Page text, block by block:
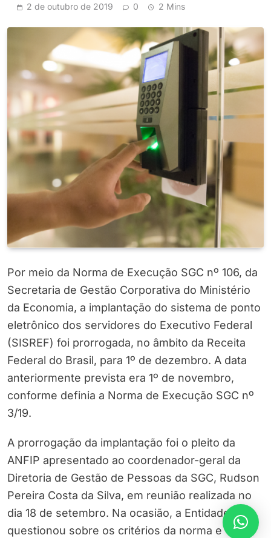
2 de outubro de 2019 0 2 Mins
Por meio da Norma de Execução SGC nº 106, da
Secretaria de Gestão Corporativa do Ministério
da Economia, a implantação do sistema de ponto
eletrônico dos servidores do Executivo Federal
(SISREF) foi prorrogada, no âmbito da Receita
Federal do Brasil, para 1º de dezembro. A data
anteriormente prevista era 1º de novembro,
conforme definia a Norma de Execução SGC nº
3/19.
A prorrogação da implantação foi o pleito da
ANFIP apresentado ao coordenador-geral da
Diretoria de Gestão de Pessoas da SGC, Rudson
Pereira Costa da Silva, em reunião realizada no
dia 18 de setembro. Na ocasião, a Entidade
questionou sobre os critérios da norma e